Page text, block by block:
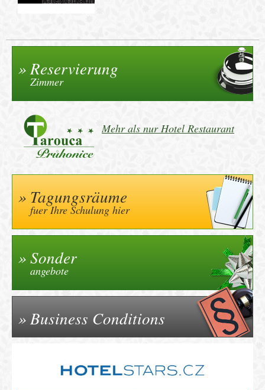
Reservierung
Zimmer
Mehr als nur Hotel Restaurant
Tagungsräume
fuer Ihre Schulung hier
Sonder
angebote
Business Conditions